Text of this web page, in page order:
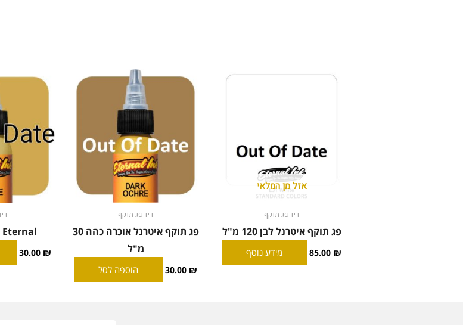
אזל מן המלאי
דיו פג תוקף
פג תוקף איטרנל לבן 120 מ"ל
85.00 ₪ מידע נוסף
דיו פג תוקף
פג תוקף איטרנל אוכרה כהה 30
מ"ל
30.00 ₪ הוספה לסל
Eternal אוכרה 30 מ"ל
30.00 ₪